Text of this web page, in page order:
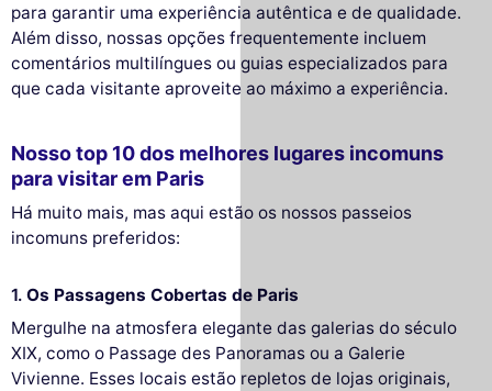
para garantir uma experiência autêntica e de qualidade.
Além disso, nossas opções frequentemente incluem
comentários multilíngues ou guias especializados para
que cada visitante aproveite ao máximo a experiência.
Nosso top 10 dos melhores lugares incomuns
para visitar em Paris
Há muito mais, mas aqui estão os nossos passeios
incomuns preferidos:
1. Os Passagens Cobertas de Paris
Mergulhe na atmosfera elegante das galerias do século
XIX, como o Passage des Panoramas ou a Galerie
Vivienne. Esses locais estão repletos de lojas originais,